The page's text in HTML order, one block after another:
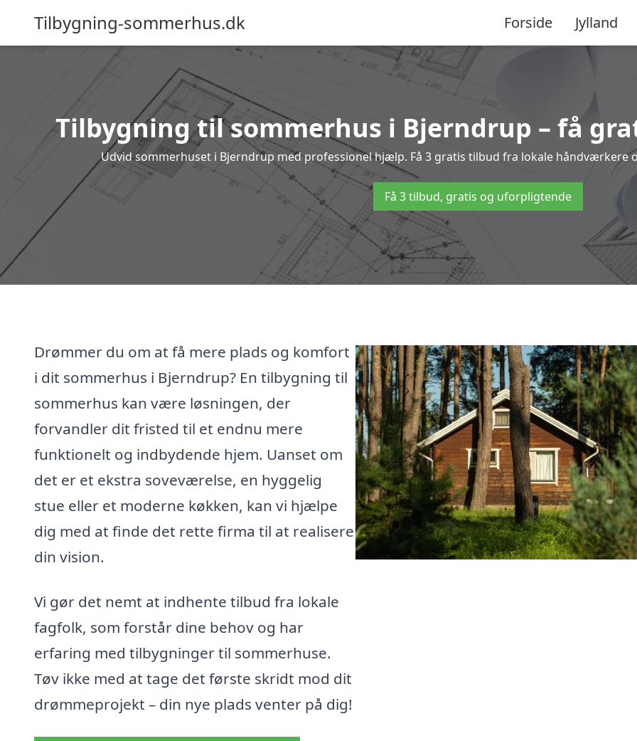
Tilbygning-sommerhus.dk Forside Jylland
Tilbygning til sommerhus i Bjerndrup – få
Udvid sommerhuset i Bjerndrup med professionel hjælp. Få 3 gratis tilbud fra lokale håndværkere
Få 3 tilbud, gratis og uforpligtende
Drømmer du om at få mere plads og komfort
i dit sommerhus i Bjerndrup? En tilbygning til
sommerhus kan være løsningen, der
forvandler dit fristed til et endnu mere
funktionelt og indbydende hjem. Uanset om
det er et ekstra soveværelse, en hyggelig
stue eller et moderne køkken, kan vi hjælpe
dig med at finde det rette firma til at realisere
din vision.
Vi gør det nemt at indhente tilbud fra lokale
fagfolk, som forstår dine behov og har
erfaring med tilbygninger til sommerhuse.
Tøv ikke med at tage det første skridt mod dit
drømmeprojekt – din nye plads venter på dig!